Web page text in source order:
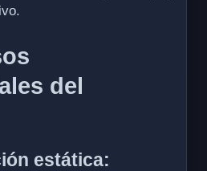
del
estática: